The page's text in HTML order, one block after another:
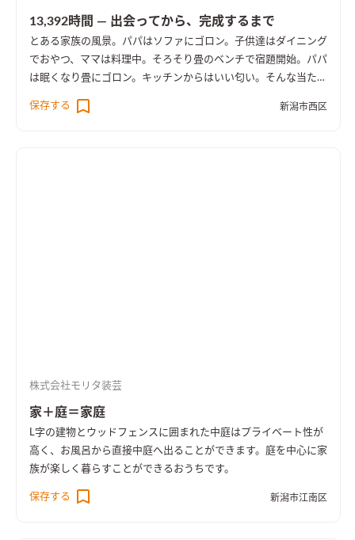
13,392時間 ― 出会ってから、完成するまで
とある家族の風景。パパはソファにゴロン。子供達はダイニング
でおやつ、ママは料理中。そろそり畳のベンチで宿題開始。パパ
は眠くなり畳にゴロン。キッチンからはいい匂い。そんな当たり
保存する
新潟市西区
株式会社モリタ装芸
家＋庭＝家庭
L字の建物とウッドフェンスに囲まれた中庭はプライベート性が
高く、お風呂から直接中庭へ出ることができます。庭を中心に家
族が楽しく暮らすことができるおうちです。
保存する 新潟市江南区